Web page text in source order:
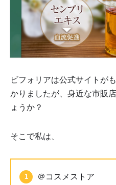
ビフォリアは公式サイトが
かりましたが、身近な市販
ょうか？
そこで私は、
＠コスメストア